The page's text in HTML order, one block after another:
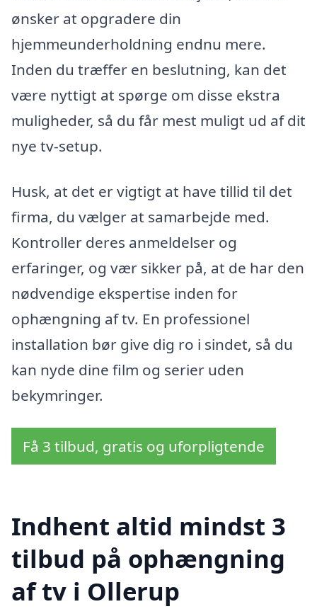
ønsker at opgradere din
hjemmeunderholdning endnu mere.
Inden du træffer en beslutning, kan det
være nyttigt at spørge om disse ekstra
muligheder, så du får mest muligt ud af dit
nye tv-setup.
Husk, at det er vigtigt at have tillid til det
firma, du vælger at samarbejde med.
Kontroller deres anmeldelser og
erfaringer, og vær sikker på, at de har den
nødvendige ekspertise inden for
ophængning af tv. En professionel
installation bør give dig ro i sindet, så du
kan nyde dine film og serier uden
bekymringer.
Få 3 tilbud, gratis og uforpligtende
Indhent altid mindst 3
tilbud på ophængning
af tv i Ollerup